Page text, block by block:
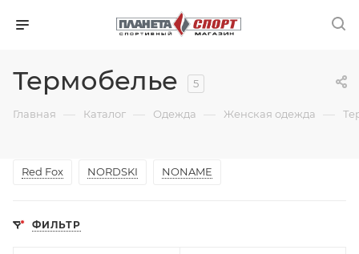
Термобелье 5
Главная — Каталог — Одежда — Женская одежда —
Red Fox NORDSKI NONAME
ФИЛЬТР